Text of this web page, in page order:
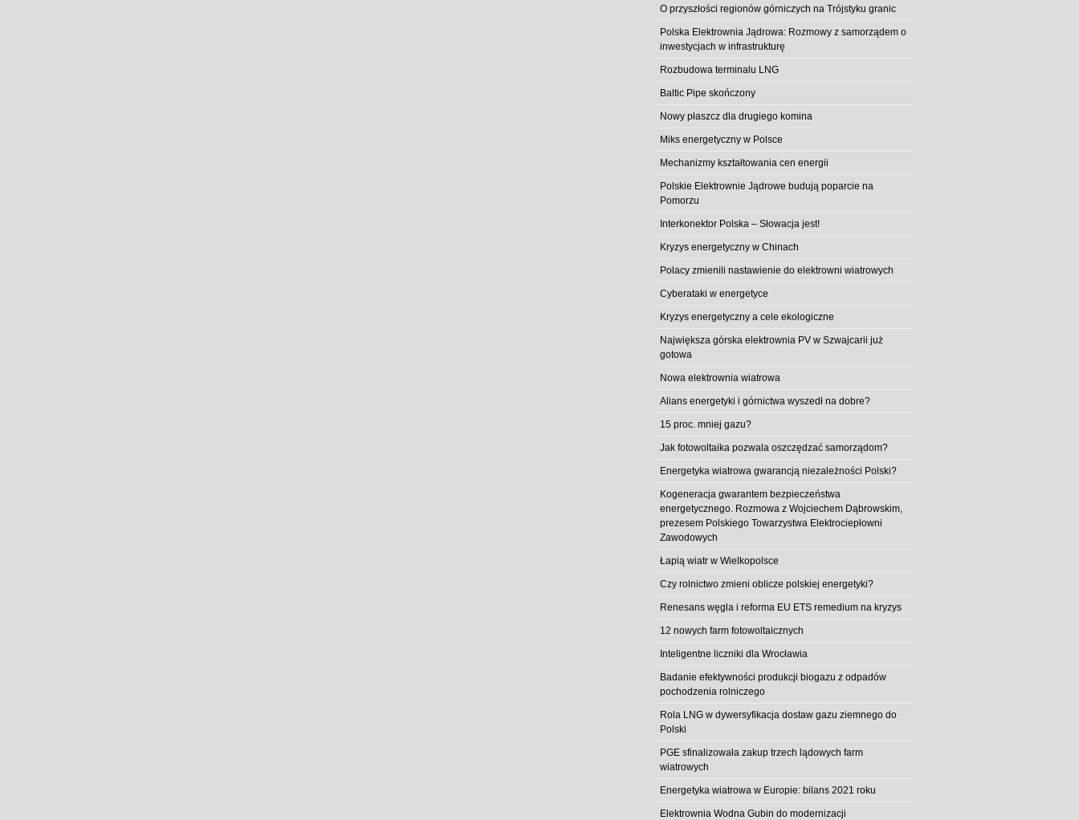
O przyszłości regionów górniczych na Trójstyku granic
Polska Elektrownia Jądrowa: Rozmowy z samorządem o
inwestycjach w infrastrukturę
Rozbudowa terminalu LNG
Baltic Pipe skończony
Nowy płaszcz dla drugiego komina
Miks energetyczny w Polsce
Mechanizmy kształtowania cen energii
Polskie Elektrownie Jądrowe budują poparcie na
Pomorzu
Interkonektor Polska – Słowacja jest!
Kryzys energetyczny w Chinach
Polacy zmienili nastawienie do elektrowni wiatrowych
Cyberataki w energetyce
Kryzys energetyczny a cele ekologiczne
Największa górska elektrownia PV w Szwajcarii już
gotowa
Nowa elektrownia wiatrowa
Alians energetyki i górnictwa wyszedł na dobre?
15 proc. mniej gazu?
Jak fotowoltaika pozwala oszczędzać samorządom?
Energetyka wiatrowa gwarancją niezależności Polski?
Kogeneracja gwarantem bezpieczeństwa
energetycznego. Rozmowa z Wojciechem Dąbrowskim,
prezesem Polskiego Towarzystwa Elektrociepłowni
Zawodowych
Łapią wiatr w Wielkopolsce
Czy rolnictwo zmieni oblicze polskiej energetyki?
Renesans węgla i reforma EU ETS remedium na kryzys
12 nowych farm fotowoltaicznych
Inteligentne liczniki dla Wrocławia
Badanie efektywności produkcji biogazu z odpadów
pochodzenia rolniczego
Rola LNG w dywersyfikacja dostaw gazu ziemnego do
Polski
PGE sfinalizowała zakup trzech lądowych farm
wiatrowych
Energetyka wiatrowa w Europie: bilans 2021 roku
Elektrownia Wodna Gubin do modernizacji